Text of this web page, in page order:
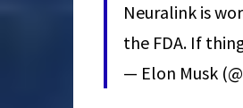
Neuralink is
the FDA. If
— Elon Musk